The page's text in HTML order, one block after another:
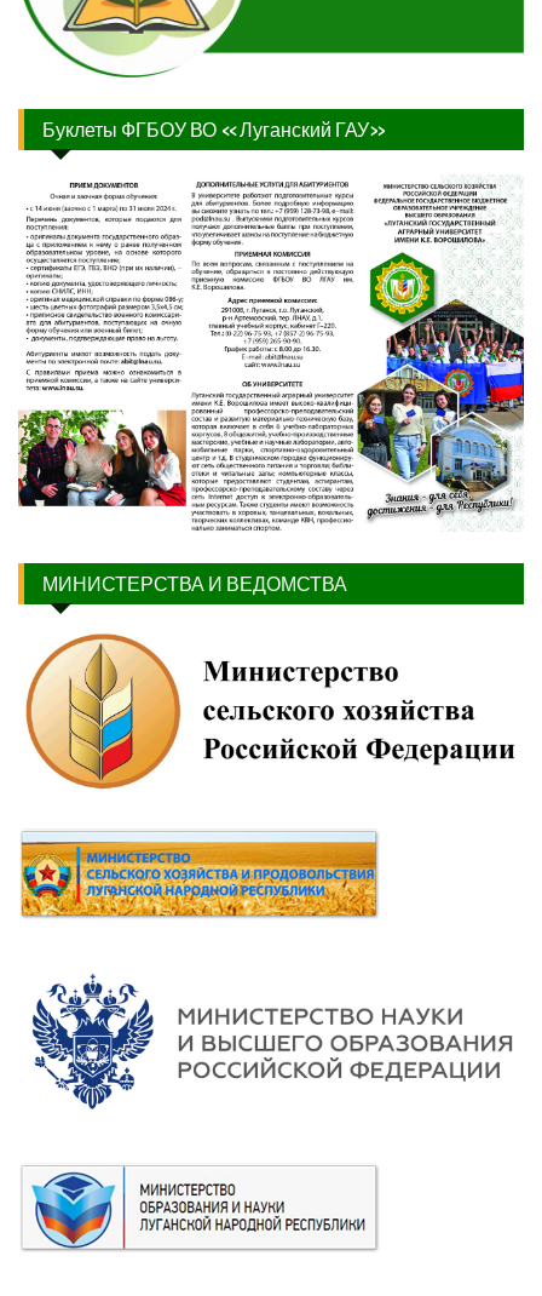
Буклеты ФГБОУ ВО «Луганский ГАУ»
МИНИСТЕРСТВА И ВЕДОМСТВА